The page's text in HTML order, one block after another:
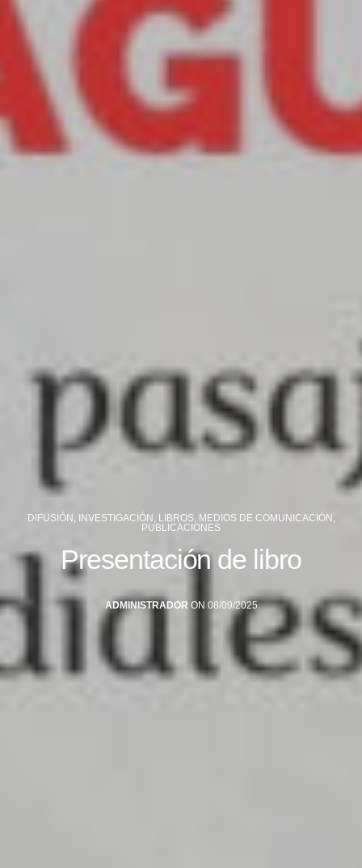
DIFUSIÓN INVESTIGACIÓN LIBROS, MEDIOS DE COMUNICACIÓN
PUBLICACIONES
Presentación de libro
ADMINISTRADOR ON 08/09/2025